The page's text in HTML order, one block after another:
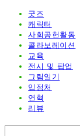
굿즈
캐릭터
사회공헌활동
콜라보레이션
교육
전시 및 팝업
그림일기
입점처
연혁
리뷰